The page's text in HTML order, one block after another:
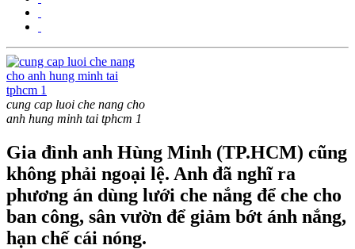
cung cap luoi che nang cho
anh hung minh tai tphcm 1
Gia đình anh Hùng Minh (TP.HCM) cũng
không phải ngoại lệ. Anh đã nghĩ ra
phương án dùng lưới che nắng để che cho
ban công, sân vườn để giảm bớt ánh nắng,
hạn chế cái nóng.